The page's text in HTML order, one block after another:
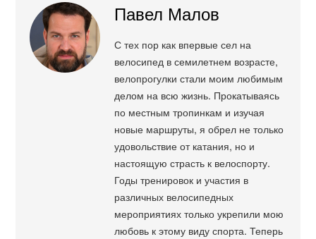
Павел Малов
С тех пор как впервые сел на
велосипед в семилетнем возрасте,
велопрогулки стали моим любимым
делом на всю жизнь. Прокатываясь
по местным тропинкам и изучая
новые маршруты, я обрел не только
удовольствие от катания, но и
настоящую страсть к велоспорту.
Годы тренировок и участия в
различных велосипедных
мероприятиях только укрепили мою
любовь к этому виду спорта. Теперь